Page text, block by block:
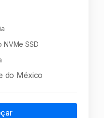
NVMe SSD
do México